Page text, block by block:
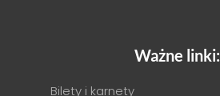
Ważne linki:
Bilety i karnety